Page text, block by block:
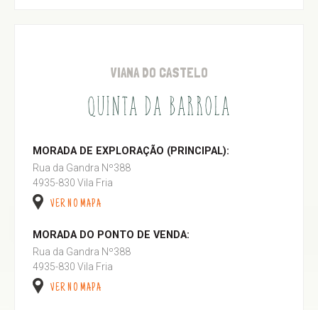
VIANA DO CASTELO
QUINTA DA BARROLA
MORADA DE EXPLORAÇÃO (PRINCIPAL):
Rua da Gandra Nº388
4935-830 Vila Fria
VER NO MAPA
MORADA DO PONTO DE VENDA:
Rua da Gandra Nº388
4935-830 Vila Fria
VER NO MAPA